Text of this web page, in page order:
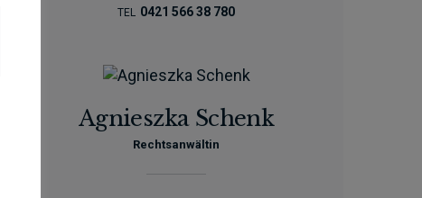
TEL 0421 566 38 780
Agnieszka Schenk
Rechtsanwältin